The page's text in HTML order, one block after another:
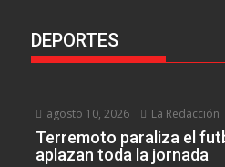
DEPORTES
agosto 10, 2026 La Redacción
Terremoto paraliza el
aplazan toda la jornada